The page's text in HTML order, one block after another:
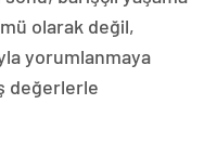
olarak değil,
yorumlanmaya
değerlerle